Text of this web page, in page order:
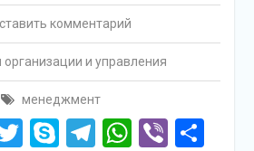
комментарий
и управления
менеджмент
Twitter
SkypeTelegram
Viber